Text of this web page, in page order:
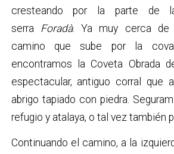
cresteando por la parte de
serra Foradà. Ya muy cerca de
camino que sube por la cova
encontramos la Coveta Obrada
espectacular, antiguo corral que
abrigo tapiado con piedra.
refugio y atalaya, o tal vez también
Continuando el camino, a la